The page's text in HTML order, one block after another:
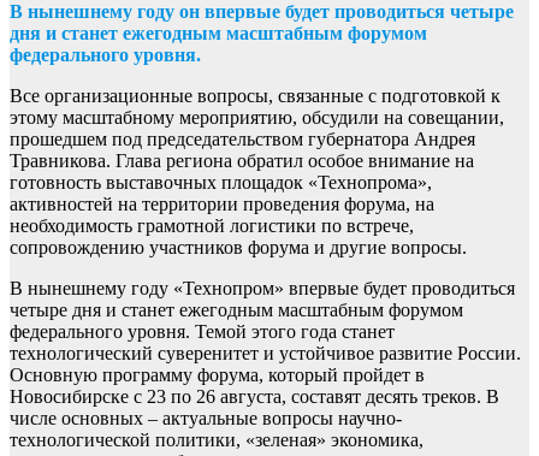
В нынешнему году он впервые будет проводиться четыре
дня и станет ежегодным масштабным форумом
федерального уровня.
Все организационные вопросы, связанные с подготовкой к
этому масштабному мероприятию, обсудили на совещании,
прошедшем под председательством губернатора Андрея
Травникова. Глава региона обратил особое внимание на
готовность выставочных площадок «Технопрома»,
активностей на территории проведения форума, на
необходимость грамотной логистики по встрече,
сопровождению участников форума и другие вопросы.
В нынешнему году «Технопром» впервые будет проводиться
четыре дня и станет ежегодным масштабным форумом
федерального уровня. Темой этого года станет
технологический суверенитет и устойчивое развитие России.
Основную программу форума, который пройдет в
Новосибирске с 23 по 26 августа, составят десять треков. В
числе основных – актуальные вопросы научно-
технологической политики, «зеленая» экономика,